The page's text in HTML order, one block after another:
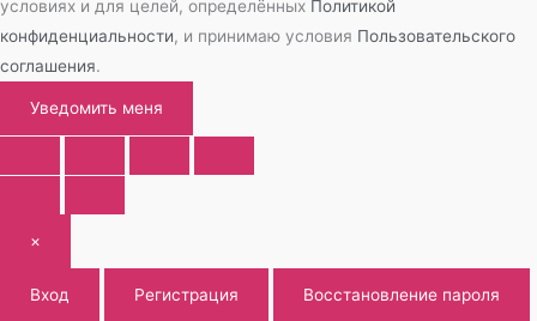
условиях и для целей, определённых Политикой
конфиденциальности, и принимаю условия Пользовательского
соглашения.
Уведомить меня
×
Вход Регистрация Восстановление пароля